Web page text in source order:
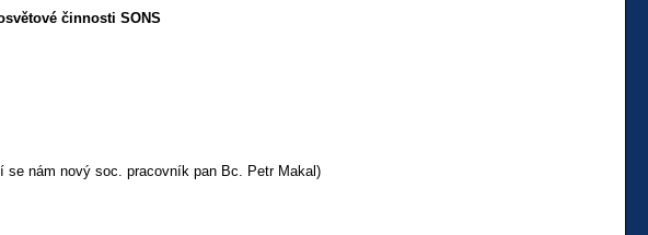
činnosti SONS
se nám nový soc. pracovník pan Bc. Petr Makal)